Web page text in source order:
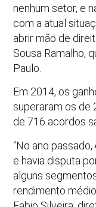
nenhum setor, e
com a atual
abrir mão de
Sousa Ramalho,
Paulo.
Em 2014, os
superaram os de
de 716 acordos
“No ano
e havia disputa
alguns
rendimento